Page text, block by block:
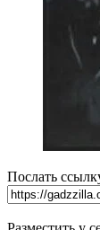
Послать